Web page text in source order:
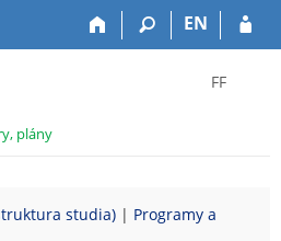
EN
FF
ě
f
plány
studia) | Programy a